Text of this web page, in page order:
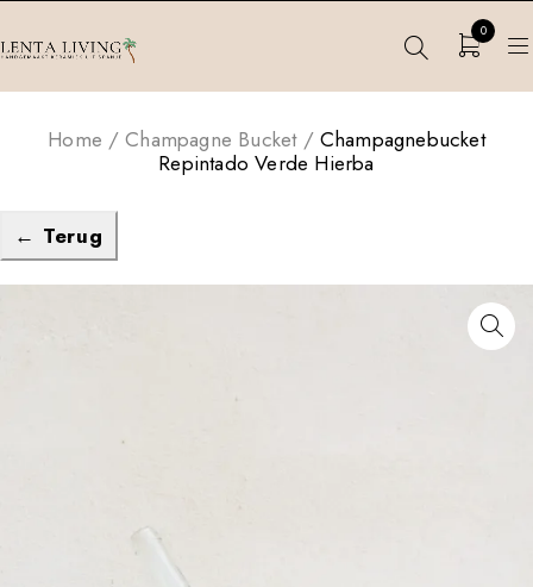
0
Home / Champagne Bucket / Champagnebucket
Repintado Verde Hierba
← Terug